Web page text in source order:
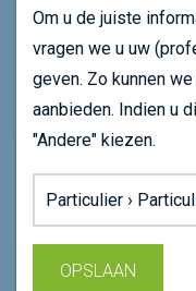
SNEL NAVIGEREN
Wie zijn we
Wat doen we
Agenda
Mijn achtergrond
Om u de juiste
vragen we u uw
geven. Zo kunnen
aanbieden. Indien u
"Andere" kiezen.
Achtergrond:
OPSLAAN
surfervaring op
Lees ons